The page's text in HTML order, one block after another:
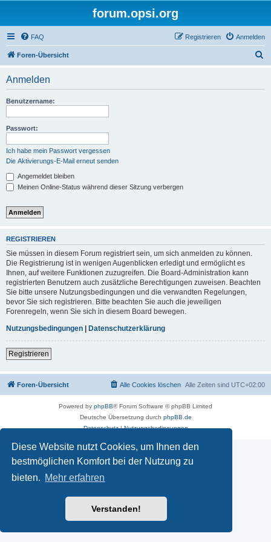
Diese Website nutzt Cookies, um Ihnen den
bestmöglichen Komfort bei der Nutzung zu
bieten. Mehr erfahren
Verstanden!
forum.opsi.org
FAQ Anmelden
Registrieren
Foren-Übersicht
Anmelden
Benutzername:
Passwort:
Ich habe mein Passwort vergessen
Die Aktivierungs-E-Mail erneut senden
Angemeldet bleiben
Meinen Online-Status während dieser Sitzung verbergen
REGISTRIEREN
Sie müssen in diesem Forum registriert sein, um sich anmelden zu können.
Die Registrierung ist in wenigen Augenblicken erledigt und ermöglicht es
Ihnen, auf weitere Funktionen zuzugreifen. Die Board-Administration kann
registrierten Benutzern auch zusätzliche Berechtigungen zuweisen. Beachten
Sie bitte unsere Nutzungsbedingungen und die verwandten Regelungen,
bevor Sie sich registrieren. Bitte beachten Sie auch die jeweiligen
Forenregeln, wenn Sie sich in diesem Board bewegen.
Nutzungsbedingungen | Datenschutzerklärung
Registrieren
Foren-Übersicht Alle Zeiten sind UTC+02:00
Alle Cookies löschen
Powered by phpBB® Forum Software © phpBB Limited
Deutsche Übersetzung durch phpBB.de
Datenschutz|Nutzungsbedingungen